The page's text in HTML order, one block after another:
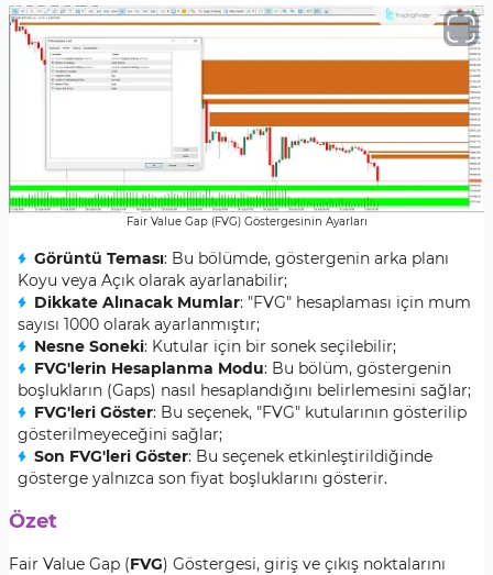
Fair Value Gap (FVG) Göstergesinin Ayarları
Görüntü Teması: Bu bölümde, göstergenin arka planı
Koyu veya Açık olarak ayarlanabilir;
Dikkate Alınacak Mumlar: "FVG" hesaplaması için mum
sayısı 1000 olarak ayarlanmıştır;
Nesne Soneki: Kutular için bir sonek seçilebilir;
FVG'lerin Hesaplanma Modu: Bu bölüm, göstergenin
boşlukların (Gaps) nasıl hesaplandığını belirlemesini sağlar;
FVG'leri Göster: Bu seçenek, "FVG" kutularının gösterilip
gösterilmeyeceğini sağlar;
Son FVG'leri Göster: Bu seçenek etkinleştirildiğinde
gösterge yalnızca son fiyat boşluklarını gösterir.
Özet
Fair Value Gap (FVG) Göstergesi, giriş ve çıkış noktalarını